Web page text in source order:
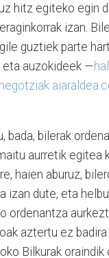
hitz egiteko egin
izan.
guztiek parte
eta auzokideek —
bada, bilerak
aurretik egitea
haien aburuz,
izan dute, eta
ordenantza
aztertu ez
Bilkurak